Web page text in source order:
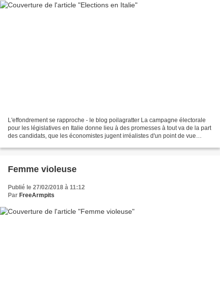
L'effondrement se rapproche - le blog poilagratter La campagne électorale
pour les législatives en Italie donne lieu à des promesses à tout va de la part
des candidats, que les économistes jugent irréalistes d'un point de vue
Femme violeuse
Publié le 27/02/2018 à 11:12
Par FreeArmpits